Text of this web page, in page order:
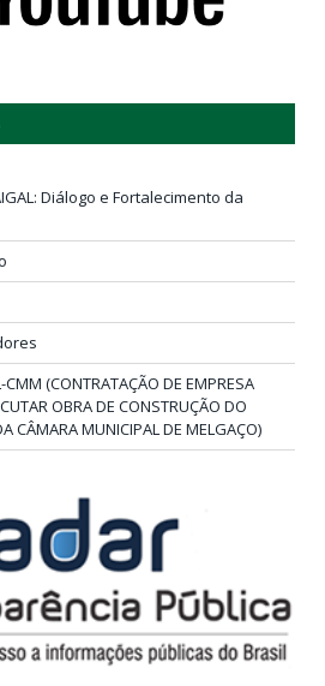
Diálogo e Fortalecimento da
(CONTRATAÇÃO DE EMPRESA
OBRA DE CONSTRUÇÃO DO
CÂMARA MUNICIPAL DE MELGAÇO)